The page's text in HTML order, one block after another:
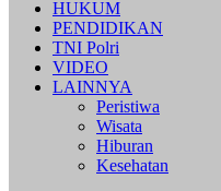
HUKUM
PENDIDIKAN
TNI Polri
VIDEO
LAINNYA
Peristiwa
Wisata
Hiburan
Kesehatan